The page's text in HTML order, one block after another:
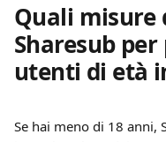
Quali misure
Sharesub
utenti di età
Se hai meno di 18 anni,